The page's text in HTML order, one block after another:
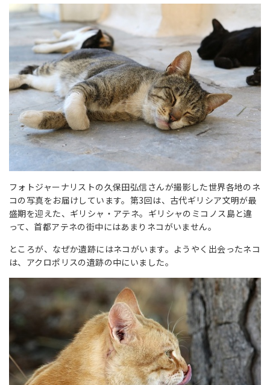
フォトジャーナリストの久保田弘信さんが撮影した世界各地のネ
コの写真をお届けしています。第3回は、古代ギリシア文明が最
盛期を迎えた、ギリシャ・アテネ。ギリシャのミコノス島と違
って、首都アテネの街中にはあまりネコがいません。
ところが、なぜか遺跡にはネコがいます。ようやく出会ったネコ
は、アクロポリスの遺跡の中にいました。